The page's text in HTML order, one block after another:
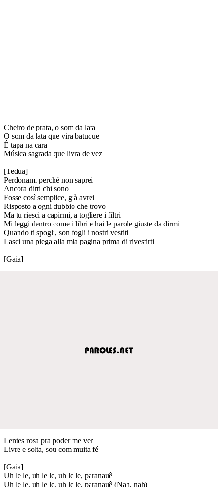
Cheiro de prata, o som da lata
O som da lata que vira batuque
É tapa na cara
Música sagrada que livra de vez
[Tedua]
Perdonami perché non saprei
Ancora dirti chi sono
Fosse così semplice, già avrei
Risposto a ogni dubbio che trovo
Ma tu riesci a capirmi, a togliere i filtri
Mi leggi dentro come i libri e hai le parole giuste da dirmi
Quando ti spogli, son fogli i nostri vestiti
Lasci una piega alla mia pagina prima di rivestirti
[Gaia]
Lentes rosa pra poder me ver
Livre e solta, sou com muita fé
[Gaia]
Uh le le, uh le le, uh le le, paranauê
Uh le le, uh le le, uh le le, paranauê (Nah, nah)